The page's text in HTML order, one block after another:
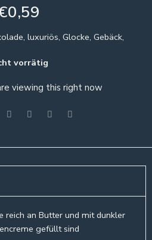
0,59
luxuriös, Glocke, Gebäck,
vorrätig
viewing this right now
reich an Butter und mit dunkler
gefüllt sind